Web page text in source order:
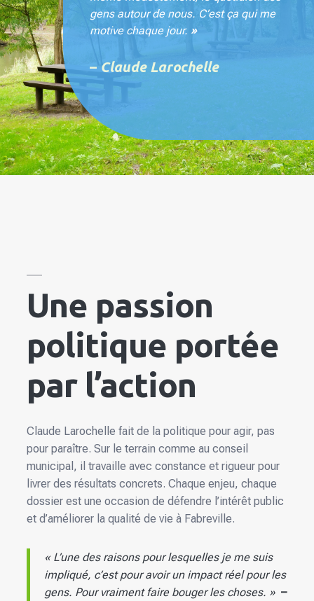
gens autour de nous. C’est ça qui me
motive chaque jour. »
– Claude Larochelle
Une passion
politique portée
par l’action
Claude Larochelle fait de la politique pour agir, pas
pour paraître. Sur le terrain comme au conseil
municipal, il travaille avec constance et rigueur pour
livrer des résultats concrets. Chaque enjeu, chaque
dossier est une occasion de défendre l’intérêt public
et d’améliorer la qualité de vie à Fabreville.
« L’une des raisons pour lesquelles je me suis
impliqué, c’est pour avoir un impact réel pour les
gens. Pour vraiment faire bouger les choses. » –